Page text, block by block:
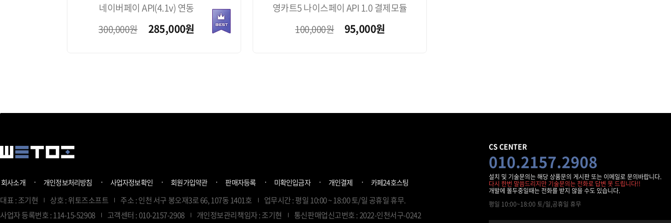
네이버페이 API(4.1v) 연동
300,000원
285,000원
영카트5 나이스페이 API 1.0 결제모듈
100,000원
95,000원
CS CENTER
010.2157.2908
설치 및 기술문의는 해당 상품문의 게시판 또는 이메일로 문의바랍니다.
다시 한번 말씀드리지만 기술문의는 전화로 답변 못 드립니다!!
개발에 몰두중일때는 전화를 받지 않을 수도 있습니다.
평일 10:00~18:00 토/일,공휴일 휴무
회사소개 개인정보처리방침 사업자정보확인 회원가입약관 판매자등록 미확인입금자 개인결제 카페24호스팅
대표 : 조기현 상호 : 위토즈소프트 주소 : 인천 서구 봉오재3로 66, 107동 1401호
업무시간 : 평일 10:00 ~ 18:00 토/일 공휴일 휴무.
사업자 등록번호 : 114-15-52908
고객센터 : 010-2157-2908 개인정보관리책임자 : 조기현 통신판매업신고번호 : 2022-인천서구-0242